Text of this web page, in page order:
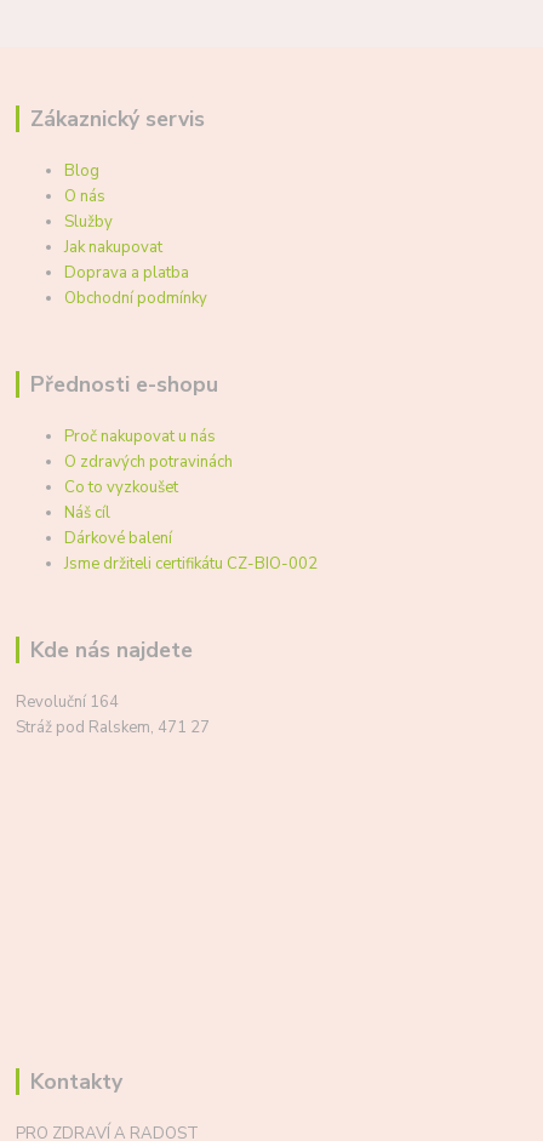
Zákaznický servis
Blog
O nás
Služby
Jak nakupovat
Doprava a platba
Obchodní podmínky
Přednosti e-shopu
Proč nakupovat u nás
O zdravých potravinách
Co to vyzkoušet
Náš cíl
Dárkové balení
Jsme držiteli certifikátu CZ-BIO-002
Kde nás najdete
Revoluční 164
Stráž pod Ralskem, 471 27
Kontakty
PRO ZDRAVÍ A RADOST